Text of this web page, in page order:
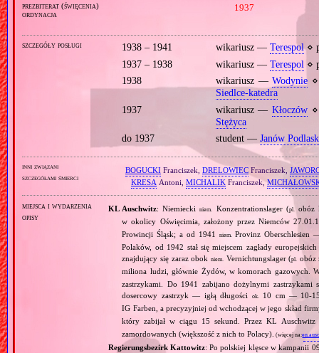
prezbiterat (święcenia)
ordynacja
1937
szczegóły posługi 1938 – 1941 wikariusz — Terespol⋄
1937 – 1938
wikariusz — Terespol ⋄
1938
wikariusz —Wodynie
Siedlce‐katedra
1937
wikariusz — Kłoczów
Stężyca
do 1937
student — Janów
inni związani
szczegółami śmierci
BOGUCKIFranciszek, DRELOWIECFranciszek,
KRESA Antoni, MICHALIKFranciszek,
miejsca i wydarzenia
opisy
KL Auschwitz: Niemieckiniem. Konzentrationslager (pl. obóz
w okolicy Oświęcimia, założony przez Niemców
Prowincji Śląsk; a od 1941
niem.
Provinz Oberschlesien
Polaków, od 1942 stał się miejscem zagłady
znajdujący się zaraz obok niem. Vernichtungslager (pl.
obóz
miliona ludzi, głównie Żydów, w komorach gazowych.
zastrzykami. Do 1941 zabijano dożylnymi zastrzykami
dosercowy zastrzyk — igłą długości
ok.
10 cm —
IG Farben, a precyzyjniej od wchodzącej w jego skład
który zabijał w ciągu 15 sekund. Przez KL
zamordowanych (większość z nich to Polacy). (więcej na:
Regierungsbezirk Kattowitz: Po polskiej klęsce w kampanii